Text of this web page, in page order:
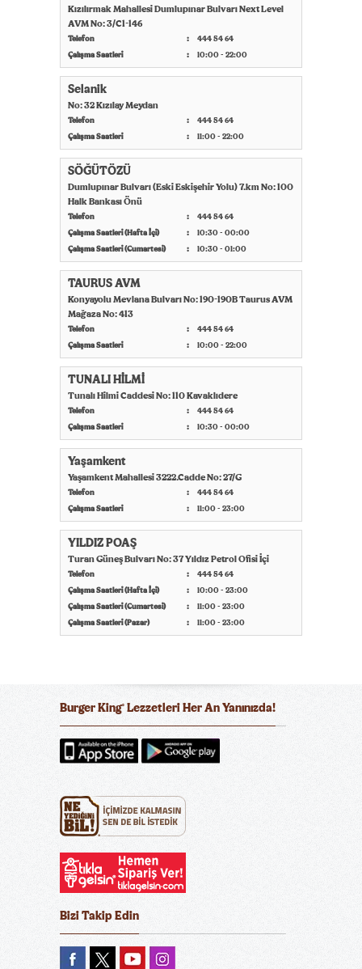
Kızılırmak Mahallesi Dumlupınar Bulvarı Next Level
AVM No: 3/C1-146
Telefon
444 54 64
Çalışma Saatleri
10:00 - 22:00
Selanik
No: 32 Kızılay Meydan
Telefon
444 54 64
Çalışma Saatleri
11:00 - 22:00
SÖĞÜTÖZÜ
Dumlupınar Bulvarı (Eski Eskişehir Yolu) 7.km No: 100
Halk Bankası Önü
Telefon
444 54 64
Çalışma Saatleri (Hafta İçi)
10:30 - 00:00
Çalışma Saatleri (Cumartesi)
10:30 - 01:00
TAURUS AVM
Konyayolu Mevlana Bulvarı No: 190-190B Taurus AVM
Mağaza No: 413
Telefon
444 54 64
Çalışma Saatleri
10:00 - 22:00
TUNALI HİLMİ
Tunalı Hilmi Caddesi No: 110 Kavaklıdere
Telefon
444 54 64
Çalışma Saatleri
10:30 - 00:00
Yaşamkent
Yaşamkent Mahallesi 3222.Cadde No: 27/G
Telefon
444 54 64
Çalışma Saatleri
11:00 - 23:00
YILDIZ POAŞ
Turan Güneş Bulvarı No: 37 Yıldız Petrol Ofisi İçi
Telefon
444 54 64
Çalışma Saatleri (Hafta İçi)
10:00 - 23:00
Çalışma Saatleri (Cumartesi)
11:00 - 23:00
Çalışma Saatleri (Pazar)
11:00 - 23:00
Burger King® Lezzetleri Her An Yanınızda!
Bizi Takip Edin